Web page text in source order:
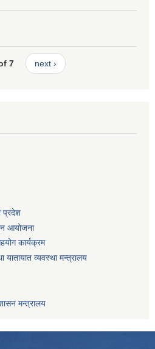
7 next ›
प्रदेश
आयोजना
कार्यक्रम
यातायात व्यवस्था मन्त्रालय
मन्त्रालय